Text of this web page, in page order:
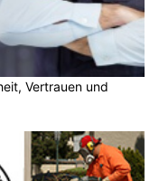
Vertrauen und